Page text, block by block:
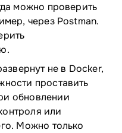
можно проверить
через Postman.
не в Docker,
проставить
обновлении
или
Можно только